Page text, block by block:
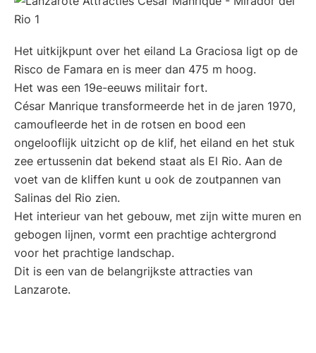
Het uitkijkpunt over het eiland La Graciosa ligt op de
Risco de Famara en is meer dan 475 m hoog.
Het was een 19e-eeuws militair fort.
César Manrique transformeerde het in de jaren 1970,
camoufleerde het in de rotsen en bood een
ongelooflijk uitzicht op de klif, het eiland en het stuk
zee ertussenin dat bekend staat als El Rio. Aan de
voet van de kliffen kunt u ook de zoutpannen van
Salinas del Rio zien.
Het interieur van het gebouw, met zijn witte muren en
gebogen lijnen, vormt een prachtige achtergrond
voor het prachtige landschap.
Dit is een van de belangrijkste attracties van
Lanzarote.